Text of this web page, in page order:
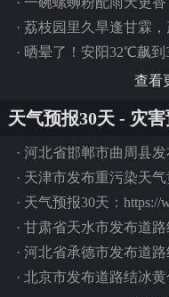
· 荔枝园里久旱逢甘霖
· 晒晕了！安阳32℃飙
查看
天气预报30天 - 灾
· 河北省邯郸市曲周县
· 天津市发布重污染天
· 天气预报30天：https://
· 甘肃省天水市发布道
· 河北省承德市发布道
· 北京市发布道路结冰黄